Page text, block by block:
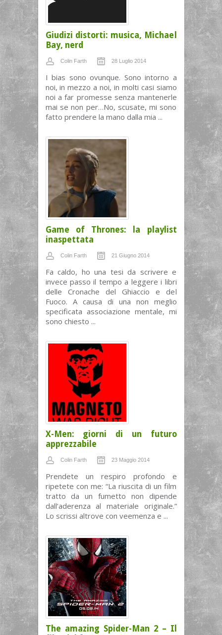
Giudizi distorti: musica, Michael
Bay, nerd
Colin Farth 28 Luglio 2014
I bias sono ovunque. Sono intorno a
noi, in mezzo a noi, in molti casi siamo
noi a far promesse senza mantenerle
mai se non per…No, scusate, mi sono
fatto prendere la mano dalla mia ...
Game of Thrones: la playlist
inaspettata
Colin Farth 21 Giugno 2014
Fa caldo, ho una tesi da scrivere e
invece passo il tempo a leggere i libri
delle Cronache del Ghiaccio e del
Fuoco. A causa di una non meglio
specificata associazione mentale, mi
sono chiesto ...
X-Men: giorni di un futuro
apprezzabile
Colin Farth 23 Maggio 2014
Prendete un respiro profondo e
ripetete con me: “La riuscita di un film
tratto da un fumetto non dipende
dall’aderenza al materiale originale.”
Lo scrissi altrove con veemenza e ...
The amazing Spider-Man 2 – Il